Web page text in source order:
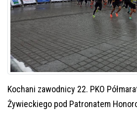
Kochani zawodnicy 22. PKO
Żywieckiego pod Patronatem